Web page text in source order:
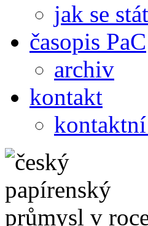
jak se
časopis PaC
archiv
kontakt